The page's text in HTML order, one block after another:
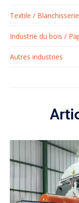
Textile / Blanchisserie
Industrie du bois /
Autres industries